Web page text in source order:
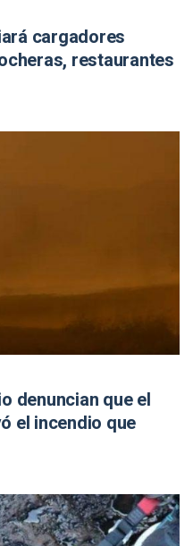
cargadores
restaurantes
denuncian que el
el incendio que